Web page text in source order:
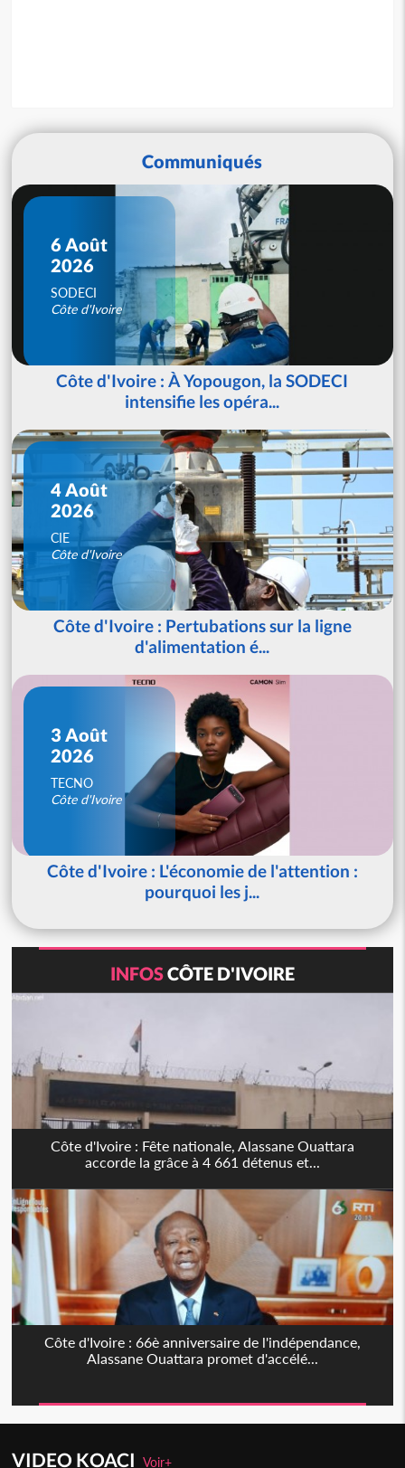
Communiqués
6 Août
2026
SODECI
Côte d'Ivoire
Côte d'Ivoire : À Yopougon, la SODECI
intensifie les opéra...
4 Août
2026
CIE
Côte d'Ivoire
Côte d'Ivoire : Pertubations sur la ligne
d'alimentation é...
3 Août
2026
TECNO
Côte d'Ivoire
Côte d'Ivoire : L'économie de l'attention :
pourquoi les j...
INFOSCÔTE D'IVOIRE
Côte d'Ivoire : Fête nationale, Alassane Ouattara
accorde la grâce à 4 661 détenus et...
Côte d'Ivoire : 66è anniversaire de l'indépendance,
Alassane Ouattara promet d'accélé...
VIDEO KOACIVoir+